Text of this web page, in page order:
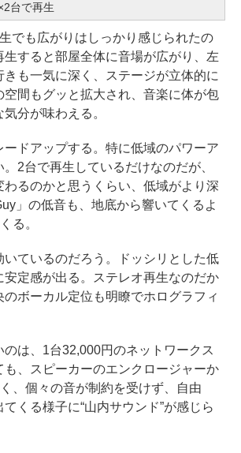
台で再生
でも広がりはしっかり感じられたの
生すると部屋全体に音場が広がり、左
も一気に深く、ステージが立体的に
空間もグッと拡大され、音楽に体が包
分が味わえる。
ードアップする。特に低域のパワーア
2台で再生しているだけなのだが、
わるのかと思うくらい、低域がより深
」の低音も、地底から響いてくるよ
る。
いているのだろう。ドッシリとした低
安定感が出る。ステレオ再生なのだか
のボーカル定位も明瞭でホログラフィ
は、1台32,000円のネットワークス
も、スピーカーのエンクロージャーか
く、個々の音が制約を受けず、自由
くる様子に“山内サウンド”が感じら